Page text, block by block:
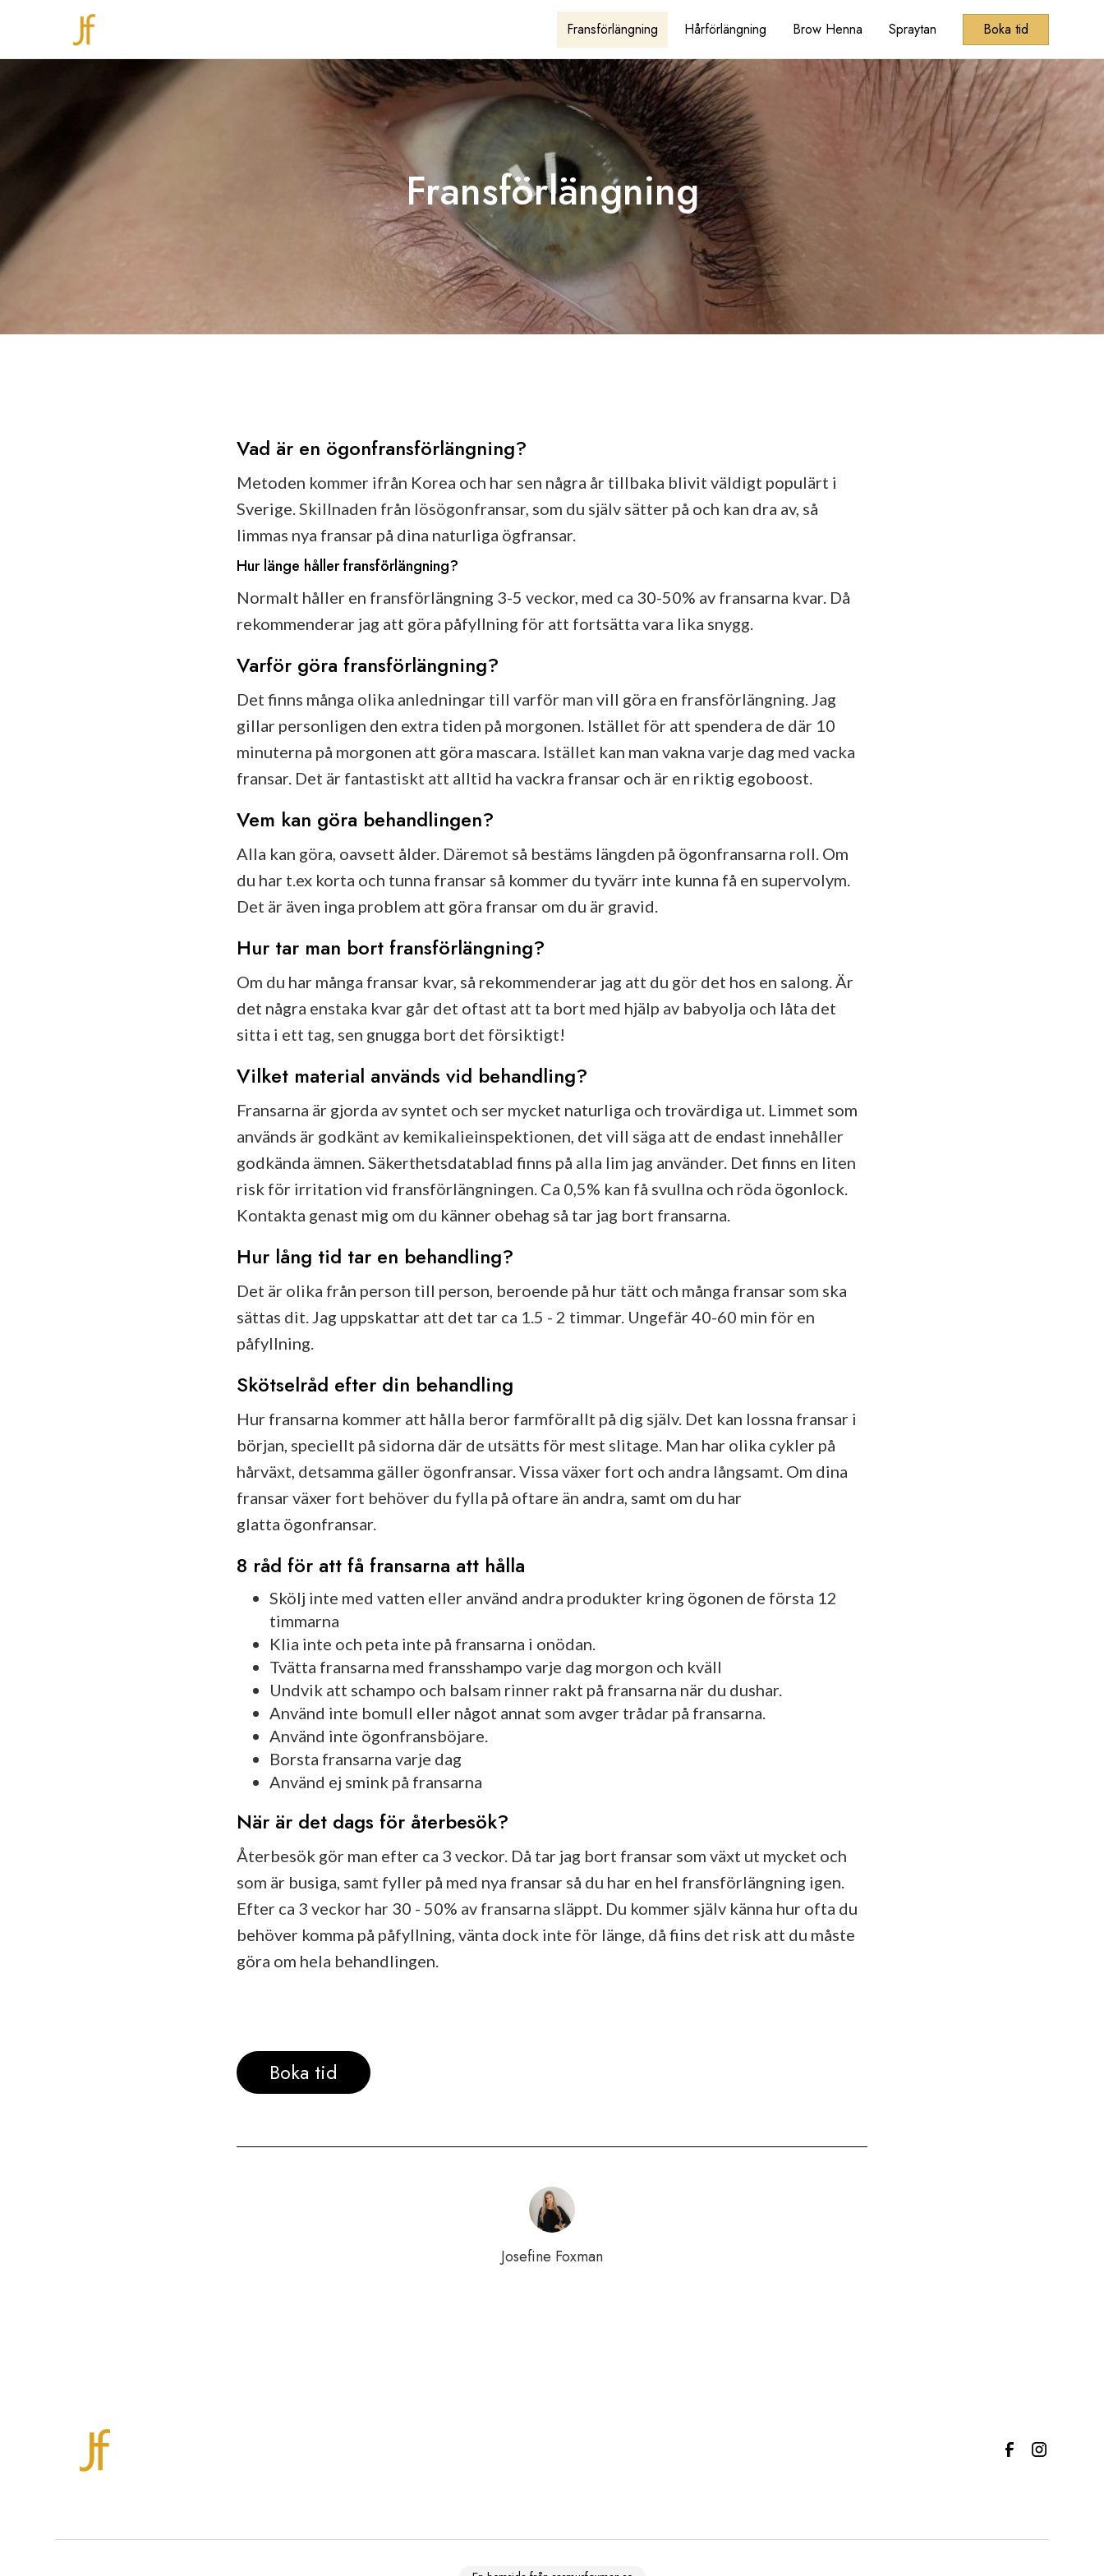
Fransförlängning Hårförlängning Brow Henna Spraytan Boka tid
Fransförlängning
Vad är en ögonfransförlängning?
Metoden kommer ifrån Korea och har sen några år tillbaka blivit väldigt populärt i
Sverige. Skillnaden från lösögonfransar, som du själv sätter på och kan dra av, så
limmas nya fransar på dina naturliga ögfransar.
Hur länge håller fransförlängning?
Normalt håller en fransförlängning 3-5 veckor, med ca 30-50% av fransarna kvar. Då
rekommenderar jag att göra påfyllning för att fortsätta vara lika snygg.
Varför göra fransförlängning?
Det finns många olika anledningar till varför man vill göra en fransförlängning. Jag
gillar personligen den extra tiden på morgonen. Istället för att spendera de där 10
minuterna på morgonen att göra mascara. Istället kan man vakna varje dag med vacka
fransar. Det är fantastiskt att alltid ha vackra fransar och är en riktig egoboost.
Vem kan göra behandlingen?
Alla kan göra, oavsett ålder. Däremot så bestäms längden på ögonfransarna roll. Om
du har t.ex korta och tunna fransar så kommer du tyvärr inte kunna få en supervolym.
Det är även inga problem att göra fransar om du är gravid.
Hur tar man bort fransförlängning?
Om du har många fransar kvar, så rekommenderar jag att du gör det hos en salong. Är
det några enstaka kvar går det oftast att ta bort med hjälp av babyolja och låta det
sitta i ett tag, sen gnugga bort det försiktigt!
Vilket material används vid behandling?
Fransarna är gjorda av syntet och ser mycket naturliga och trovärdiga ut. Limmet som
används är godkänt av kemikalieinspektionen, det vill säga att de endast innehåller
godkända ämnen. Säkerthetsdatablad finns på alla lim jag använder. Det finns en liten
risk för irritation vid fransförlängningen. Ca 0,5% kan få svullna och röda ögonlock.
Kontakta genast mig om du känner obehag så tar jag bort fransarna.
Hur lång tid tar en behandling?
Det är olika från person till person, beroende på hur tätt och många fransar som ska
sättas dit. Jag uppskattar att det tar ca 1.5 - 2 timmar. Ungefär 40-60 min för en
påfyllning.
Skötselråd efter din behandling
Hur fransarna kommer att hålla beror farmförallt på dig själv. Det kan lossna fransar i
början, speciellt på sidorna där de utsätts för mest slitage. Man har olika cykler på
hårväxt, detsamma gäller ögonfransar. Vissa växer fort och andra långsamt. Om dina
fransar växer fort behöver du fylla på oftare än andra, samt om du har
glatta ögonfransar.
8 råd för att få fransarna att hålla
Skölj inte med vatten eller använd andra produkter kring ögonen de första 12
timmarna
Klia inte och peta inte på fransarna i onödan.
Tvätta fransarna med fransshampo varje dag morgon och kväll
Undvik att schampo och balsam rinner rakt på fransarna när du dushar.
Använd inte bomull eller något annat som avger trådar på fransarna.
Använd inte ögonfransböjare.
Borsta fransarna varje dag
Använd ej smink på fransarna
När är det dags för återbesök?
Återbesök gör man efter ca 3 veckor. Då tar jag bort fransar som växt ut mycket och
som är busiga, samt fyller på med nya fransar så du har en hel fransförlängning igen.
Efter ca 3 veckor har 30 - 50% av fransarna släppt. Du kommer själv känna hur ofta du
behöver komma på påfyllning, vänta dock inte för länge, då fiins det risk att du måste
göra om hela behandlingen.
Boka tid
Josefine Foxman